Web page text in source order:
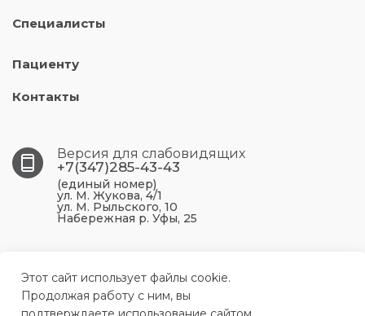
Специалисты
Пациенту
Контакты
Версия для слабовидящих
+7(347)285-43-43
(единый номер)
ул. М. Жукова, 4/1
ул. М. Рыльского, 10
Набережная р. Уфы, 25
Жукова, 4/1
Этот сайт использует файлы cookie.
Продолжая работу с ним, вы